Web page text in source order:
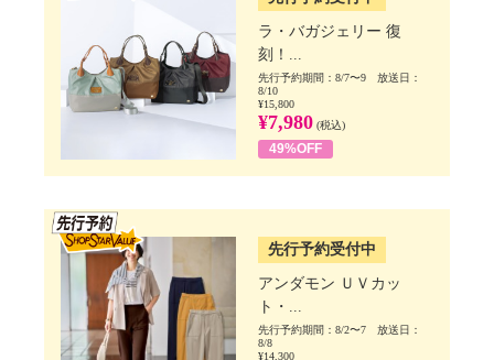
ラ・バガジェリー 復
刻！...
先行予約期間：8/7〜9 放送日：
8/10
¥15,800
¥7,980 (税込)
49%OFF
先行予約受付中
アンダモン ＵＶカッ
ト・...
先行予約期間：8/2〜7 放送日：
8/8
¥14,300